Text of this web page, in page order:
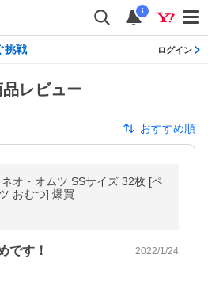
i
挑戦 ログイン
レビュー
おすすめ順
オ・オムツ SSサイズ 32枚 [ペ
おむつ] 爆買
です！ 2022/1/24